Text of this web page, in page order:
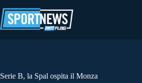
al
contenuto
Serie B, la Spal ospita il Monza